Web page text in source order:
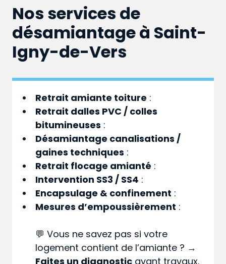
Nos services de
désamiantage à Saint-
Igny-de-Vers
Retrait amiante toiture :
Retrait dalles PVC / colles
bitumineuses :
Désamiantage canalisations /
gaines techniques :
Retrait flocage amianté :
Intervention SS3 / SS4 :
Encapsulage & confinement :
Mesures d’empoussièrement :
💬 Vous ne savez pas si votre
logement contient de l’amiante ? →
Faites un diagnostic avant travaux.